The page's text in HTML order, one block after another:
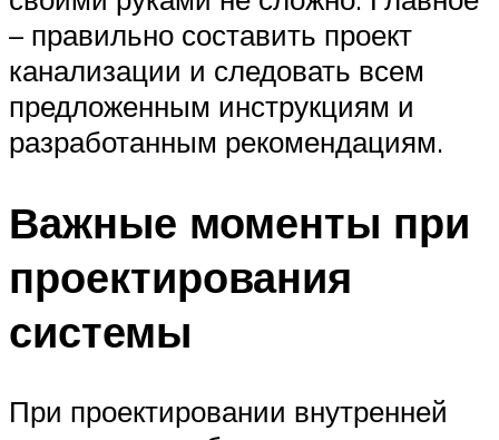
– правильно составить проект
канализации и следовать всем
предложенным инструкциям и
разработанным рекомендациям.
Важные моменты при
проектирования
системы
При проектировании внутренней